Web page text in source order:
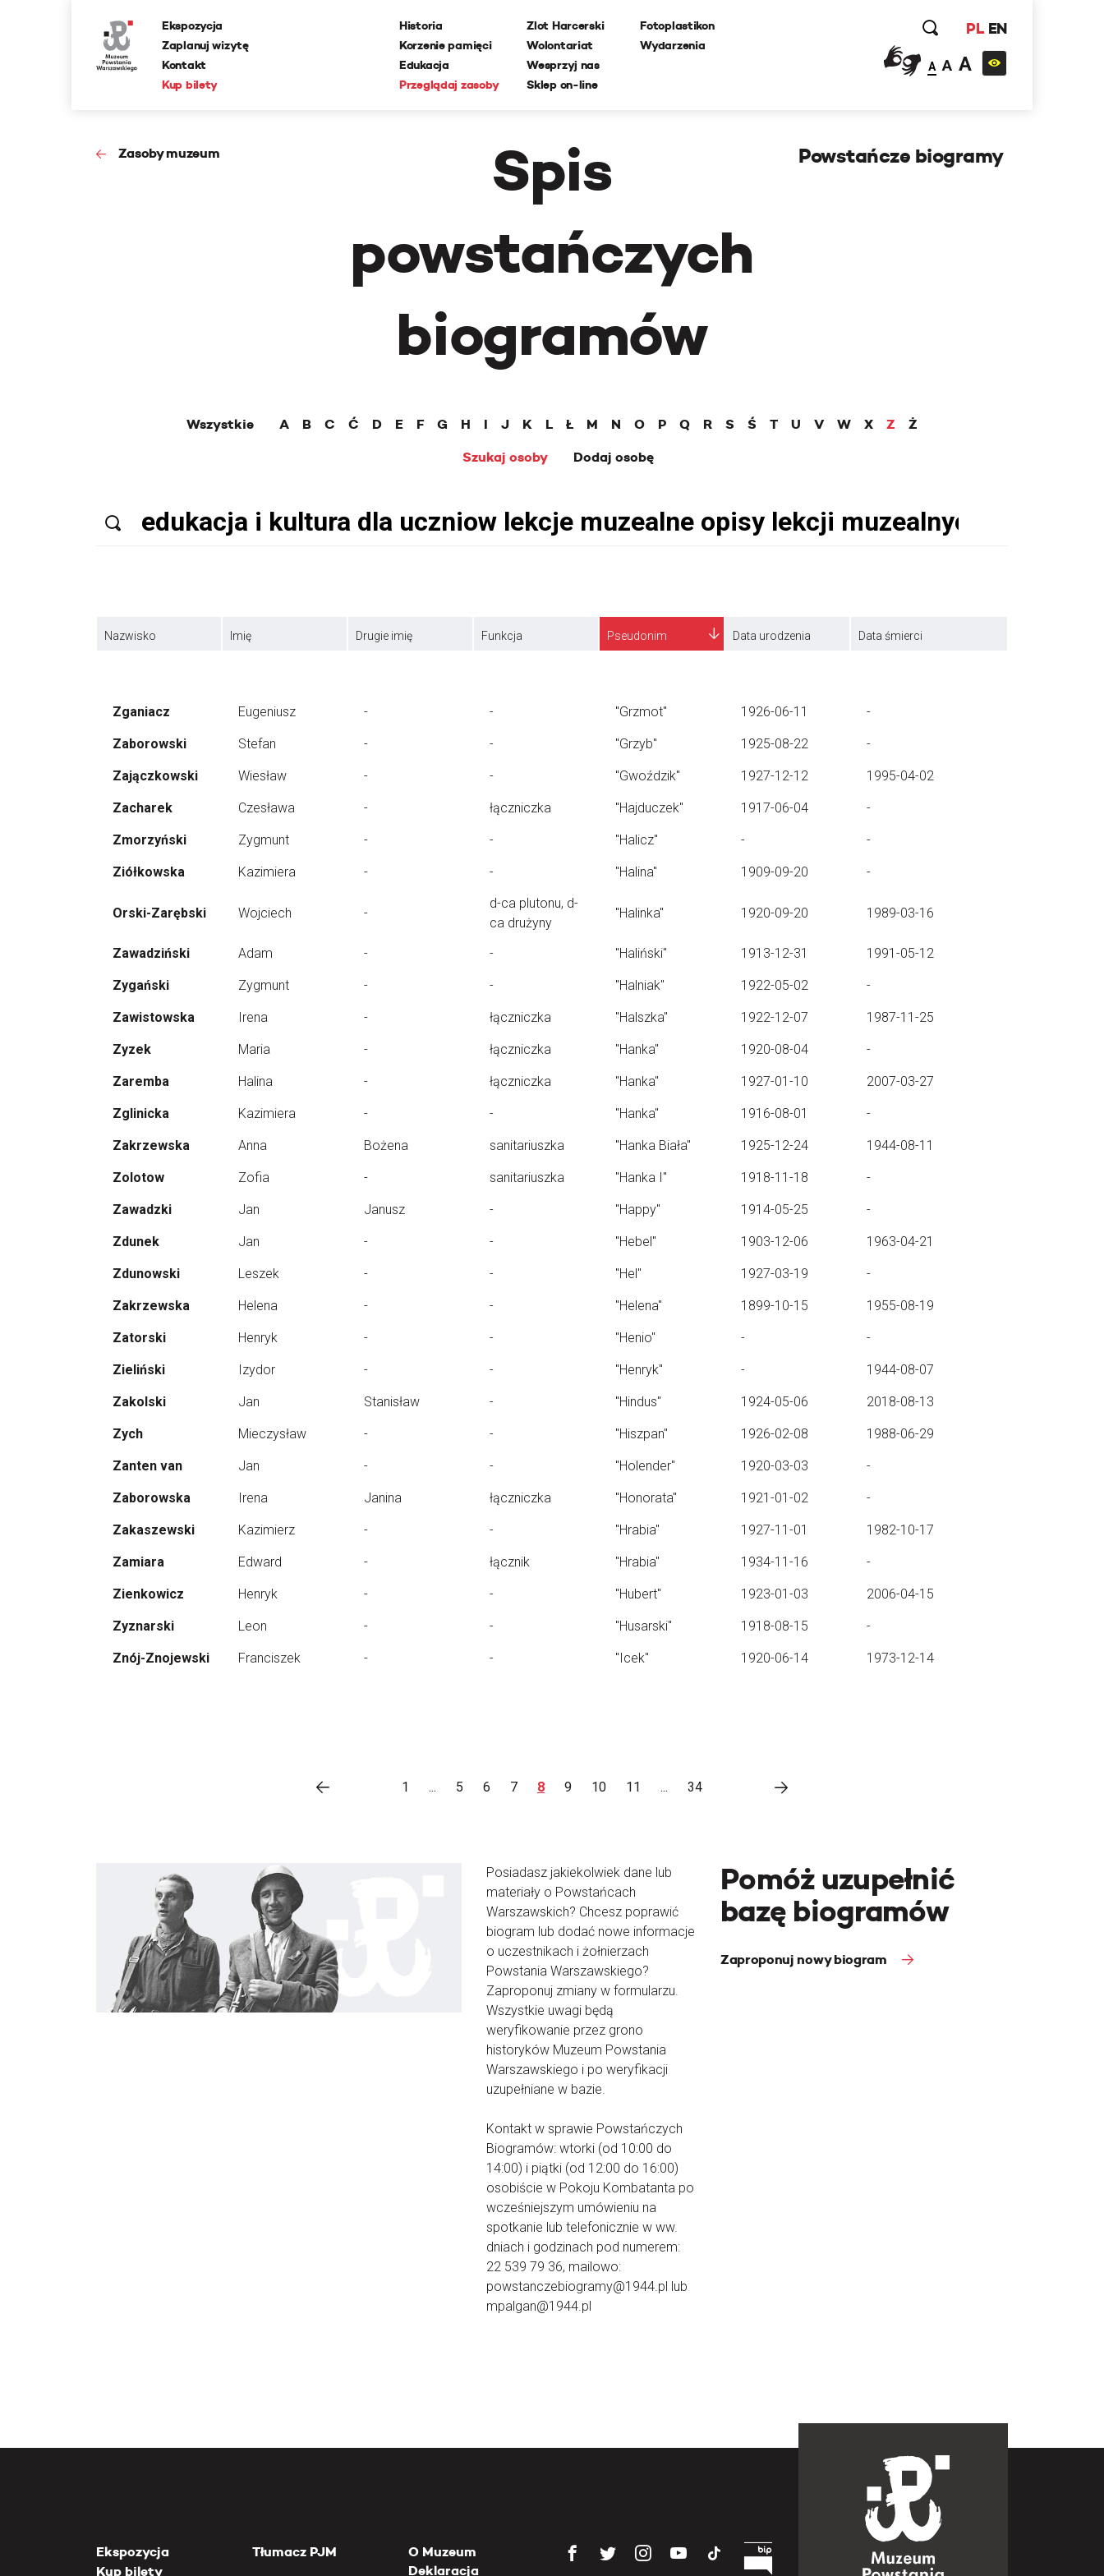
Ekspozycja
Zaplanuj wizytę
Kontakt
Kup bilety
Historia
Korzenie pamięci
Edukacja
Przeglądaj zasoby
Zlot Harcerski
Wolontariat
Wesprzyj nas
Sklep on-line
Fotoplastikon
Wydarzenia
PL EN
A A A
Zasoby muzeum
Spis
powstańczych
biogramów
Powstańcze biogramy
Wszystkie A B C Ć D E F G H I J K L Ł M N O P Q R S Ś T U V W X Z
Ż
Szukaj osoby
Dodaj osobę
Nazwisko Imię Drugie imię Funkcja Pseudonim Data urodzenia Data śmierci
Zganiacz Eugeniusz - - "Grzmot" 1926-06-11 -
Zaborowski Stefan - - "Grzyb" 1925-08-22 -
Zajączkowski Wiesław - - "Gwoździk" 1927-12-12 1995-04-02
Zacharek Czesława - łączniczka "Hajduczek" 1917-06-04 -
Zmorzyński Zygmunt - - "Halicz" - -
Ziółkowska Kazimiera - - "Halina" 1909-09-20 -
Orski-Zarębski Wojciech -
d-ca plutonu, d-
ca drużyny
"Halinka" 1920-09-20 1989-03-16
Zawadziński Adam - - "Haliński" 1913-12-31 1991-05-12
Zygański Zygmunt - - "Halniak" 1922-05-02 -
Zawistowska Irena - łączniczka "Halszka" 1922-12-07 1987-11-25
Zyzek Maria - łączniczka "Hanka" 1920-08-04 -
Zaremba Halina - łączniczka "Hanka" 1927-01-10 2007-03-27
Zglinicka Kazimiera - - "Hanka" 1916-08-01 -
Zakrzewska Anna Bożena sanitariuszka "Hanka Biała" 1925-12-24 1944-08-11
Zolotow Zofia - sanitariuszka "Hanka I" 1918-11-18 -
Zawadzki Jan Janusz - "Happy" 1914-05-25 -
Zdunek Jan - - "Hebel" 1903-12-06 1963-04-21
Zdunowski Leszek - - "Hel" 1927-03-19 -
Zakrzewska Helena - - "Helena" 1899-10-15 1955-08-19
Zatorski Henryk - - "Henio" - -
Zieliński Izydor - - "Henryk" - 1944-08-07
Zakolski Jan Stanisław - "Hindus" 1924-05-06 2018-08-13
Zych Mieczysław - - "Hiszpan" 1926-02-08 1988-06-29
Zanten van Jan - - "Holender" 1920-03-03 -
Zaborowska Irena Janina łączniczka "Honorata" 1921-01-02 -
Zakaszewski Kazimierz - - "Hrabia" 1927-11-01 1982-10-17
Zamiara Edward - łącznik "Hrabia" 1934-11-16 -
Zienkowicz Henryk - - "Hubert" 1923-01-03 2006-04-15
Zyznarski Leon - - "Husarski" 1918-08-15 -
Znój-Znojewski Franciszek - - "Icek" 1920-06-14 1973-12-14
1 ... 5 6 7 8 9 10 11 ... 34
Posiadasz jakiekolwiek dane lub
materiały o Powstańcach
Warszawskich? Chcesz poprawić
biogram lub dodać nowe informacje
o uczestnikach i żołnierzach
Powstania Warszawskiego?
Zaproponuj zmiany w formularzu.
Wszystkie uwagi będą
weryfikowanie przez grono
historyków Muzeum Powstania
Warszawskiego i po weryfikacji
uzupełniane w bazie.
Kontakt w sprawie Powstańczych
Biogramów: wtorki (od 10:00 do
14:00) i piątki (od 12:00 do 16:00)
osobiście w Pokoju Kombatanta po
wcześniejszym umówieniu na
spotkanie lub telefonicznie w ww.
dniach i godzinach pod numerem:
22 539 79 36, mailowo:
powstanczebiogramy@1944.pl lub
mpalgan@1944.pl
Pomóż uzupełnić
bazę biogramów
Zaproponuj nowy biogram
Ekspozycja
Kup bilety
Tłumacz PJM
O Muzeum
Deklaracja